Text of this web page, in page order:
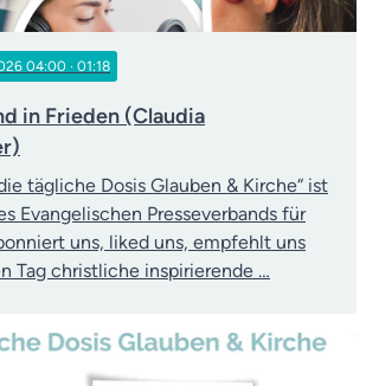
04:00 · 01:18
in Frieden (Claudia
tägliche Dosis Glauben & Kirche“ ist
Evangelischen Presseverbands für
uns, liked uns, empfehlt uns
Tag christliche inspirierende …